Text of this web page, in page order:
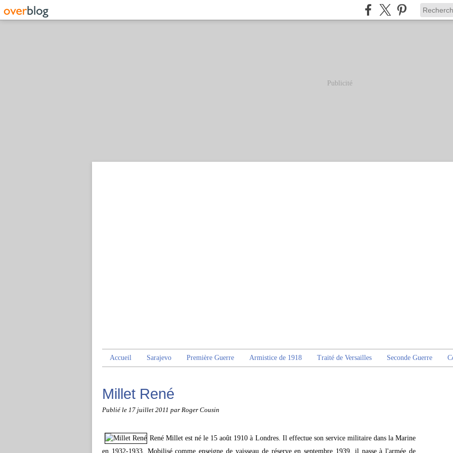
Publicité
Accueil Sarajevo Première Guerre Armistice de 1918 Traité de Versailles Seconde Guerre
Millet René
Publié le 17 juillet 2011 par Roger Cousin
René Millet est né le 15 août 1910 à Londres. Il effectue son service militaire dans la Marine
en 1932-1933. Mobilisé comme enseigne de vaisseau de réserve en septembre 1939, il passe à l'armée de